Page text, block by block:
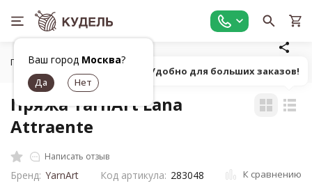
Ваш город Москва?
Главная Все для вязания
Пряжа YarnArt Lana
Attraente
Написать отзыв
Бренд: YarnArt Код артикула: 283048 К сравнению
Попробуй! Удобно для больших заказов!